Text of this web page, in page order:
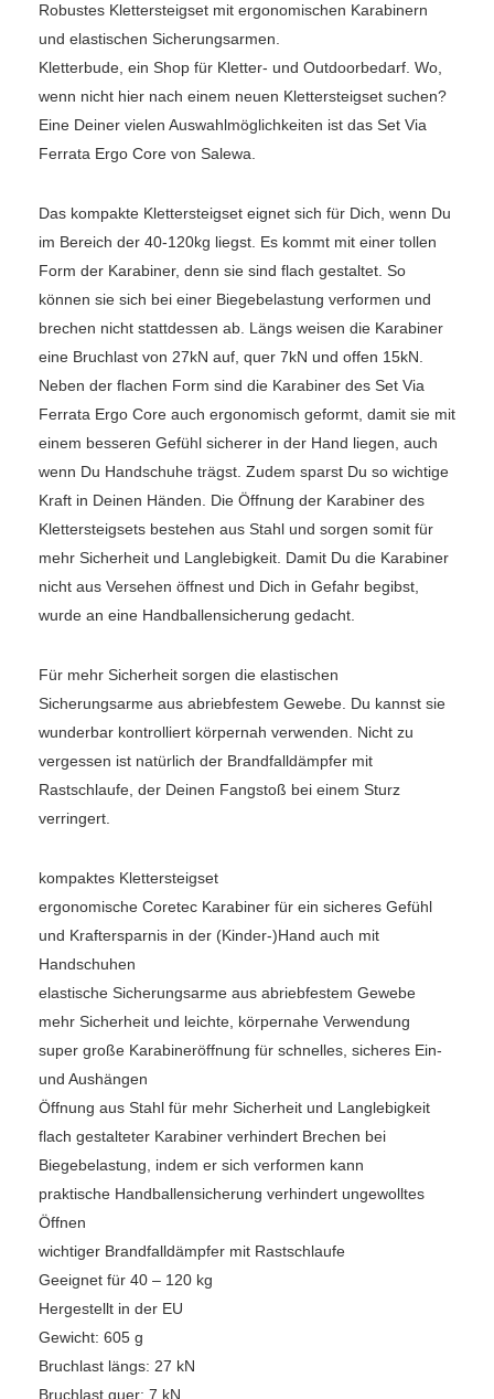
Robustes Klettersteigset mit ergonomischen Karabinern
und elastischen Sicherungsarmen.
Kletterbude, ein Shop für Kletter- und Outdoorbedarf. Wo,
wenn nicht hier nach einem neuen Klettersteigset suchen?
Eine Deiner vielen Auswahlmöglichkeiten ist das Set Via
Ferrata Ergo Core von Salewa.
Das kompakte Klettersteigset eignet sich für Dich, wenn Du
im Bereich der 40-120kg liegst. Es kommt mit einer tollen
Form der Karabiner, denn sie sind flach gestaltet. So
können sie sich bei einer Biegebelastung verformen und
brechen nicht stattdessen ab. Längs weisen die Karabiner
eine Bruchlast von 27kN auf, quer 7kN und offen 15kN.
Neben der flachen Form sind die Karabiner des Set Via
Ferrata Ergo Core auch ergonomisch geformt, damit sie mit
einem besseren Gefühl sicherer in der Hand liegen, auch
wenn Du Handschuhe trägst. Zudem sparst Du so wichtige
Kraft in Deinen Händen. Die Öffnung der Karabiner des
Klettersteigsets bestehen aus Stahl und sorgen somit für
mehr Sicherheit und Langlebigkeit. Damit Du die Karabiner
nicht aus Versehen öffnest und Dich in Gefahr begibst,
wurde an eine Handballensicherung gedacht.
Für mehr Sicherheit sorgen die elastischen
Sicherungsarme aus abriebfestem Gewebe. Du kannst sie
wunderbar kontrolliert körpernah verwenden. Nicht zu
vergessen ist natürlich der Brandfalldämpfer mit
Rastschlaufe, der Deinen Fangstoß bei einem Sturz
verringert.
kompaktes Klettersteigset
ergonomische Coretec Karabiner für ein sicheres Gefühl
und Kraftersparnis in der (Kinder-)Hand auch mit
Handschuhen
elastische Sicherungsarme aus abriebfestem Gewebe
mehr Sicherheit und leichte, körpernahe Verwendung
super große Karabineröffnung für schnelles, sicheres Ein-
und Aushängen
Öffnung aus Stahl für mehr Sicherheit und Langlebigkeit
flach gestalteter Karabiner verhindert Brechen bei
Biegebelastung, indem er sich verformen kann
praktische Handballensicherung verhindert ungewolltes
Öffnen
wichtiger Brandfalldämpfer mit Rastschlaufe
Geeignet für 40 – 120 kg
Hergestellt in der EU
Gewicht: 605 g
Bruchlast längs: 27 kN
Bruchlast quer: 7 kN